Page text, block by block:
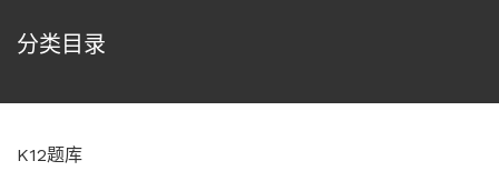
分类目录
K12题库